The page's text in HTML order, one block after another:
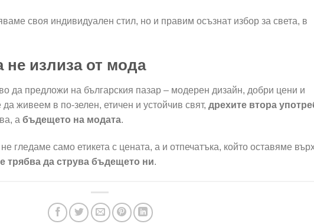
своя индивидуален стил, но и правим осъзнат избор за света, в
не излиза от мода
да предложи на българския пазар – модерен дизайн, добри цени и
живеем в по-зелен, етичен и устойчив свят, дрехите втора
а бъдещето на модата.
гледаме само етикета с цената, а и отпечатъка, който оставяме
трябва да струва бъдещето ни.